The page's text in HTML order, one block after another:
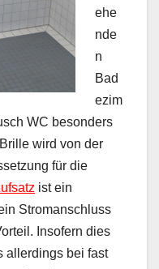
ehe
nde
n
Bad
ezim
WC besonders
wird von der
für die
ist ein
Stromanschluss
Insofern dies
allerdings bei fast